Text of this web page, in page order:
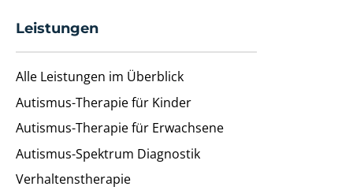
Leistungen
Alle Leistungen im Überblick
Autismus-Therapie für Kinder
Autismus-Therapie für Erwachsene
Autismus-Spektrum Diagnostik
Verhaltenstherapie